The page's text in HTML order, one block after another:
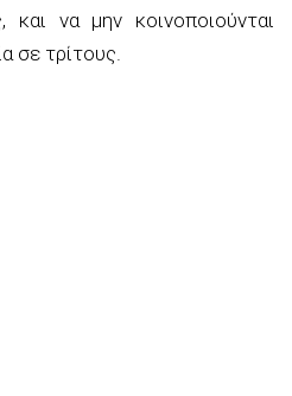
να μην κοινοποιούνται
σε τρίτους.